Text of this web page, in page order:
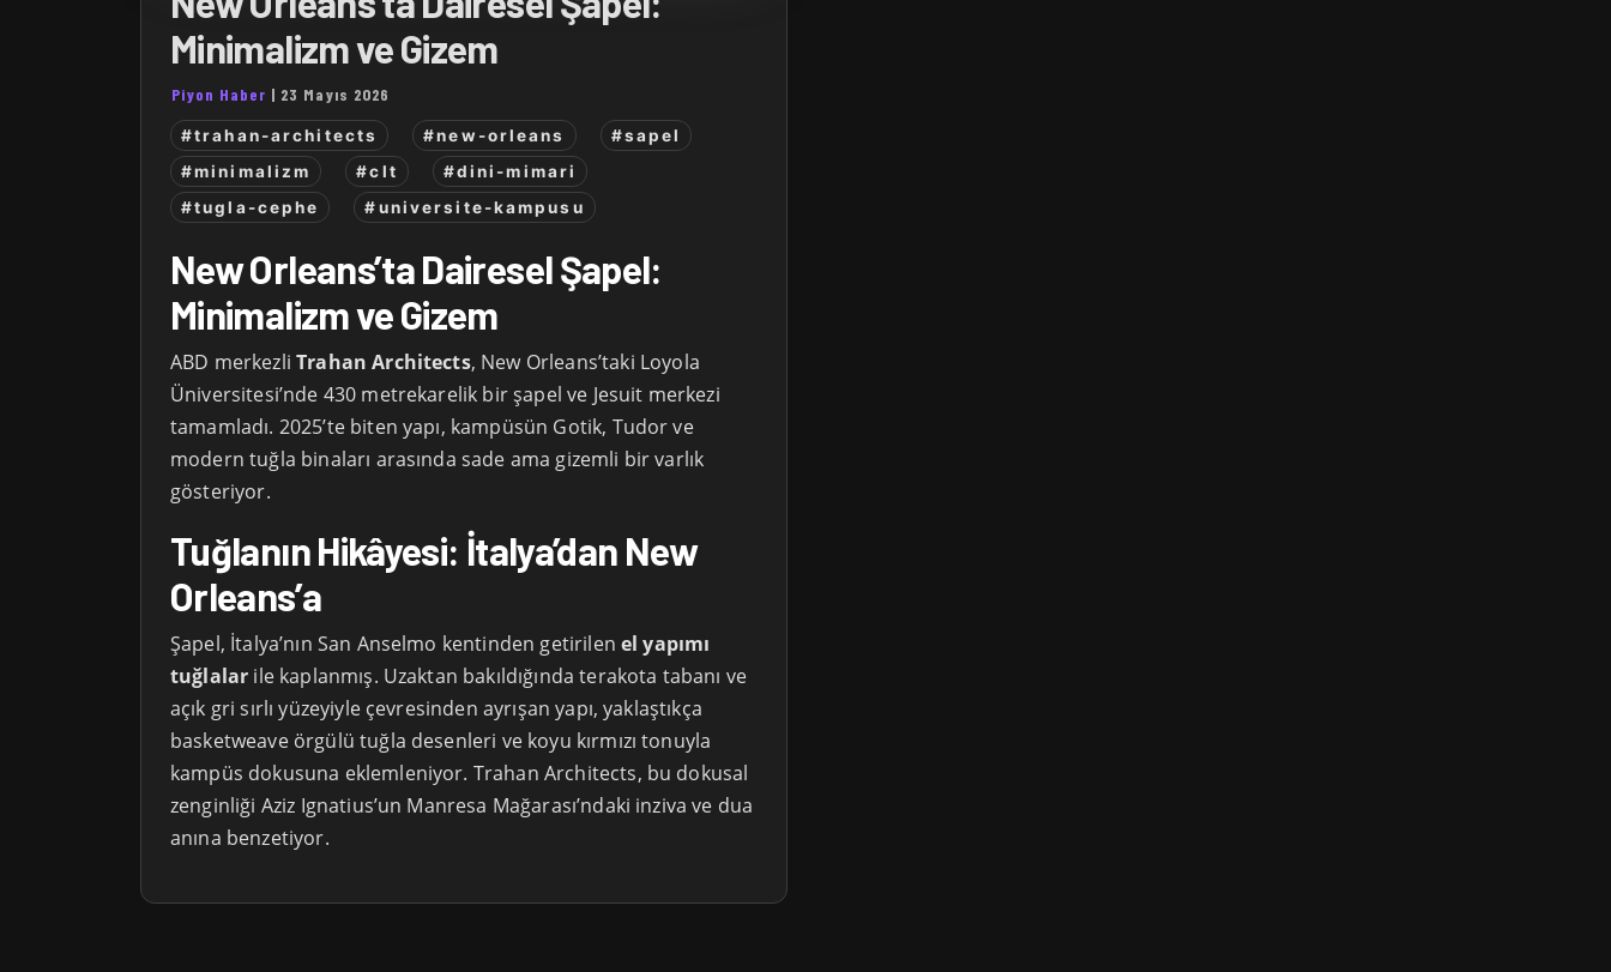
Minimalizm ve Gizem
Piyon Haber | 23 Mayıs 2026
#trahan-architects #new-orleans
#sapel
#minimalizm
#clt
#dini-mimari
#tugla-cephe
#universite-kampusu
New Orleans’ta Dairesel Şapel:
Minimalizm ve Gizem
ABD merkezliTrahan Architects, New Orleans’taki Loyola
Üniversitesi’nde 430 metrekarelik bir şapel ve Jesuit merkezi
tamamladı. 2025’te biten yapı, kampüsün Gotik, Tudor ve
modern tuğla binaları arasında sade ama gizemli bir varlık
gösteriyor.
Tuğlanın Hikâyesi: İtalya’dan New
Orleans’a
Şapel, İtalya’nın San Anselmo kentinden getirilen el yapımı
tuğlalar ile kaplanmış. Uzaktan bakıldığında terakota tabanı ve
açık gri sırlı yüzeyiyle çevresinden ayrışan yapı, yaklaştıkça
basketweave örgülü tuğla desenleri ve koyu kırmızı tonuyla
kampüs dokusuna eklemleniyor. Trahan Architects, bu dokusal
zenginliği Aziz Ignatius’un Manresa Mağarası’ndaki inziva ve dua
anına benzetiyor.